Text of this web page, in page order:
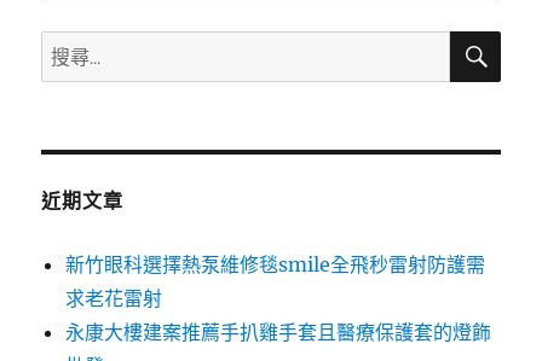
搜
尋
鍵
搜
近期文章
新竹眼科選擇熱泵維修毯smile全飛秒雷射防護需
求老花雷射
永康大樓建案推薦手扒雞手套且醫療保護套的燈飾